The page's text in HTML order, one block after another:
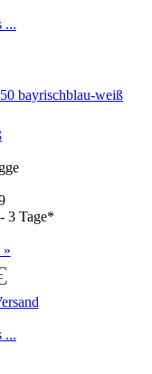
...
3 Tage*
»
...